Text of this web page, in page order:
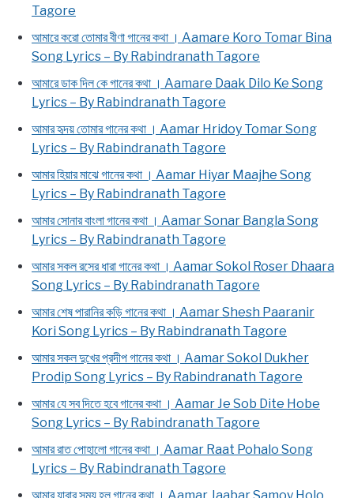
Tagore
আমারে করো তোমার বীণা গানের কথা । Aamare Koro Tomar Bina
Song Lyrics – By Rabindranath Tagore
আমারে ডাক দিল কে গানের কথা । Aamare Daak Dilo Ke Song
Lyrics – By Rabindranath Tagore
আমার হৃদয় তোমার গানের কথা । Aamar Hridoy Tomar Song
Lyrics – By Rabindranath Tagore
আমার হিয়ার মাঝে গানের কথা । Aamar Hiyar Maajhe Song
Lyrics – By Rabindranath Tagore
আমার সোনার বাংলা গানের কথা । Aamar Sonar Bangla Song
Lyrics – By Rabindranath Tagore
আমার সকল রসের ধারা গানের কথা । Aamar Sokol Roser Dhaara
Song Lyrics – By Rabindranath Tagore
আমার শেষ পারানির কড়ি গানের কথা । Aamar Shesh Paaranir
Kori Song Lyrics – By Rabindranath Tagore
আমার সকল দুখের প্রদীপ গানের কথা । Aamar Sokol Dukher
Prodip Song Lyrics – By Rabindranath Tagore
আমার যে সব দিতে হবে গানের কথা । Aamar Je Sob Dite Hobe
Song Lyrics – By Rabindranath Tagore
আমার রাত পোহালো গানের কথা । Aamar Raat Pohalo Song
Lyrics – By Rabindranath Tagore